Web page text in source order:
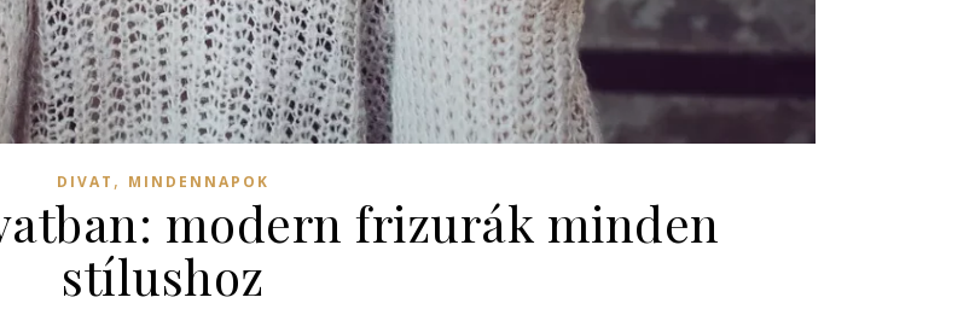
DIVAT , MINDENNAPOK
modern frizurák minden
stílushoz